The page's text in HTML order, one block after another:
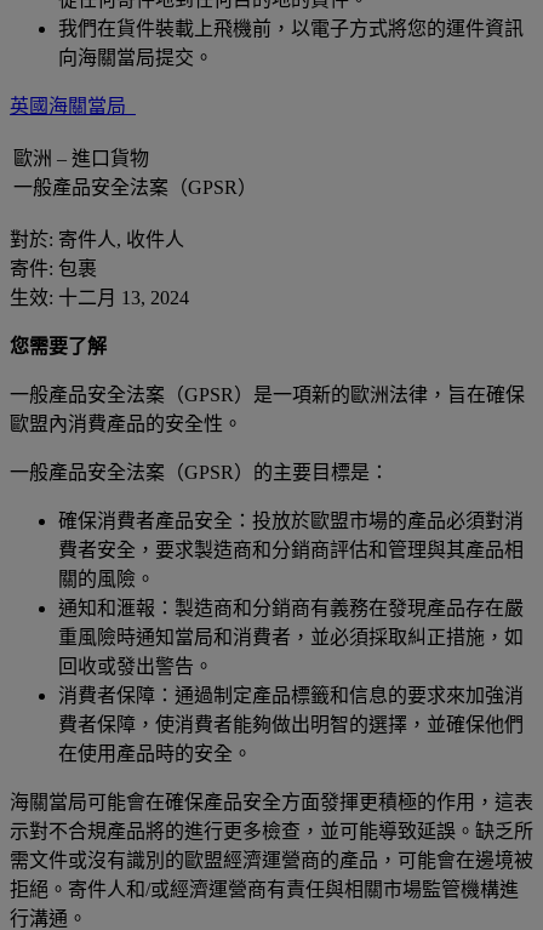
我們在貨件裝載上飛機前，以電子方式將您的運件資訊
向海關當局提交。
英國海關當局
歐洲 – 進口貨物
一般產品安全法案（GPSR）
對於: 寄件人, 收件人
寄件: 包裹
生效: 十二月 13, 2024
您需要了解
一般產品安全法案（GPSR）是一項新的歐洲法律，旨在確保
歐盟內消費產品的安全性。
一般產品安全法案（GPSR）的主要目標是：
確保消費者產品安全：投放於歐盟市場的產品必須對消
費者安全，要求製造商和分銷商評估和管理與其產品相
關的風險。
通知和滙報：製造商和分銷商有義務在發現產品存在嚴
重風險時通知當局和消費者，並必須採取糾正措施，如
回收或發出警告。
消費者保障：通過制定產品標籤和信息的要求來加強消
費者保障，使消費者能夠做出明智的選擇，並確保他們
在使用產品時的安全。
海關當局可能會在確保產品安全方面發揮更積極的作用，這表
示對不合規產品將的進行更多檢查，並可能導致延誤。缺乏所
需文件或沒有識別的歐盟經濟運營商的產品，可能會在邊境被
拒絕。寄件人和/或經濟運營商有責任與相關市場監管機構進
行溝通。